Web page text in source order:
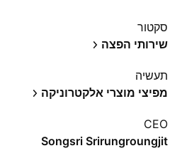
סקטור
שירותי הפצה
תעשיה
מפיצי מוצרי אלקטרוניקה
CEO
Songsri Srirungroungjit